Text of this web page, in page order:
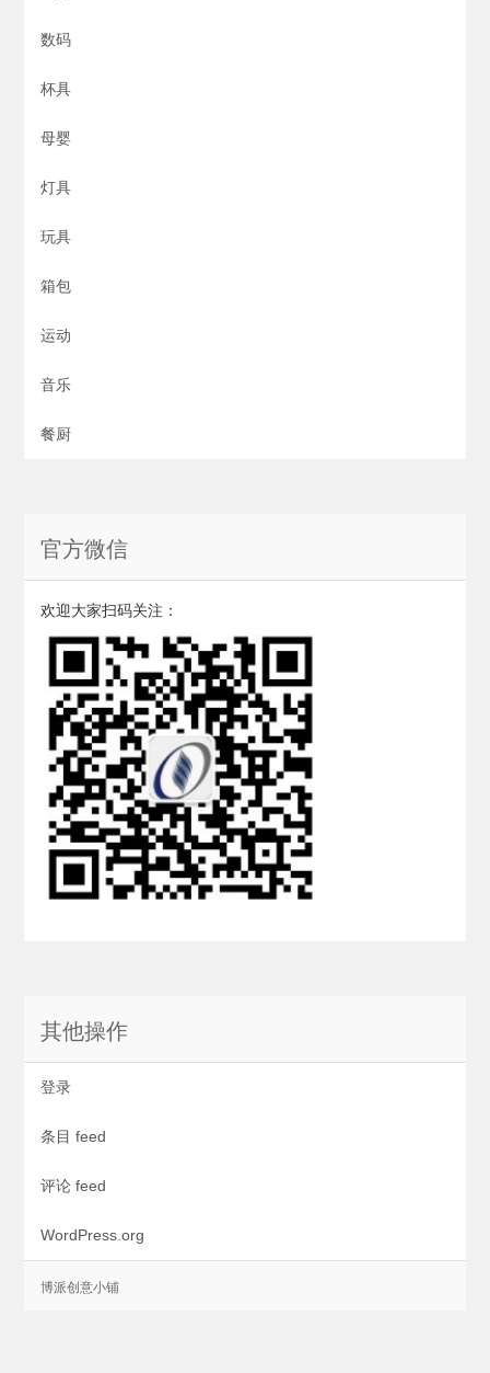
数码
杯具
母婴
灯具
玩具
箱包
运动
音乐
餐厨
官方微信
欢迎大家扫码关注：
其他操作
登录
条目 feed
评论 feed
WordPress.org